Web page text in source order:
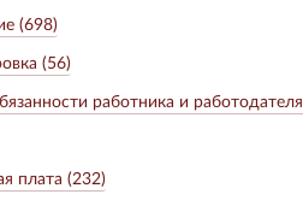
(698)
(56)
работника и работодателя
плата (232)